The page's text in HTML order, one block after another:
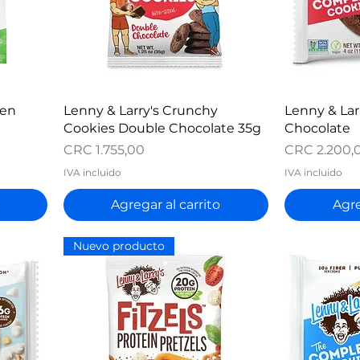
Vista rápida
Lenny & Larry's Crunchy
Cookies Double Chocolate 35g
Precio
CRC 1.755,00
IVA incluido
Agregar al carrito
Lenny &
Chocolate
Precio
CRC
IVA incluido
Nuevo producto